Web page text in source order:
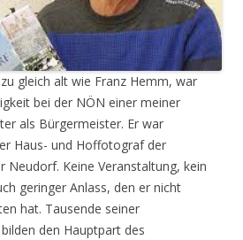
gleich alt wie Franz Hemm, war
bei der NÖN einer meiner
als Bürgermeister. Er war
Haus- und Hoffotograf der
Neudorf. Keine Veranstaltung, kein
geringer Anlass, den er nicht
hat. Tausende seiner
den Hauptpart des